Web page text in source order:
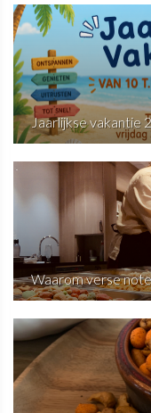
Jaarlijkse vakantie
Waarom verse